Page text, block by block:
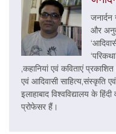
और
,कहानियां एवं कविताएं
एवं आदिवासी साहित्य,संस्कृति
इलाहाबाद विश्वविद्यालय के
प्रोफेसर हैं।